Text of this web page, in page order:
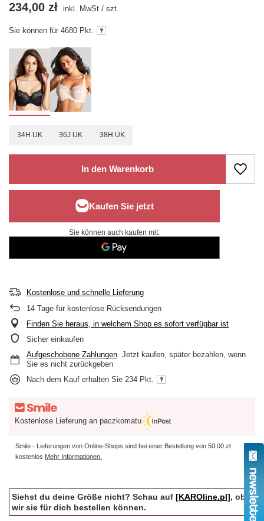
34H UK 36J UK 38H UK
234,00 zł inkl. MwSt / szt.
Sie können für 4680 Pkt.
In den Warenkorb
Sie können auch kaufen mit:
Kostenlose und schnelle Lieferung
14 Tage für kostenlose Rücksendungen
Finden Sie heraus, in welchem Shop es sofort verfügbar ist
Sicher einkaufen
Aufgeschobene Zahlungen . Jetzt kaufen, später bezahlen, wenn
Sie es nicht zurückgeben
Nach dem Kauf erhalten Sie 234 Pkt.
Kostenlose Lieferung an paczkomatu
Smile - Lieferungen von Online-Shops sind bei einer Bestellung von 50,00 zł
kostenlos Mehr Informationen.
Siehst du deine Größe nicht? Schau auf [KAROline.pl], ob
wir sie für dich bestellen können.